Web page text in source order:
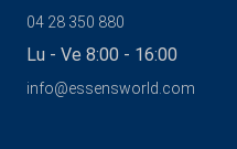
04 28 350 880
Lu - Ve 8:00 - 16:00
info@essensworld.com